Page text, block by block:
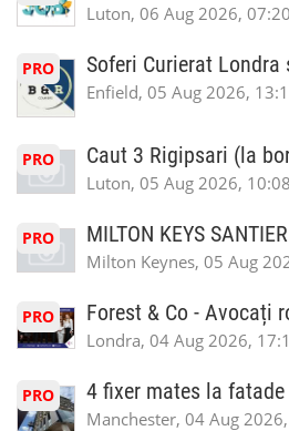
Luton, 06 Aug 2026, 07:20
PRO Soferi Curierat
Enfield, 05 Aug 2026,
PRO Caut 3 Rigipsari (la
Luton, 05 Aug 2026, 10:08
PRO MILTON KEYS SANTIER
Milton Keynes, 05 Aug
PRO Forest & Co - Avocați
Londra, 04 Aug 2026,
PRO 4 fixer mates la
Manchester, 04 Aug